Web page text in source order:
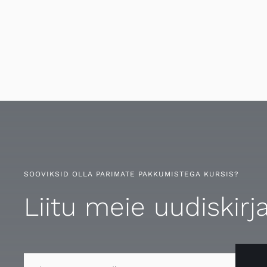
SOOVIKSID OLLA PARIMATE PAKKUMISTEGA KURSIS?
Liitu meie